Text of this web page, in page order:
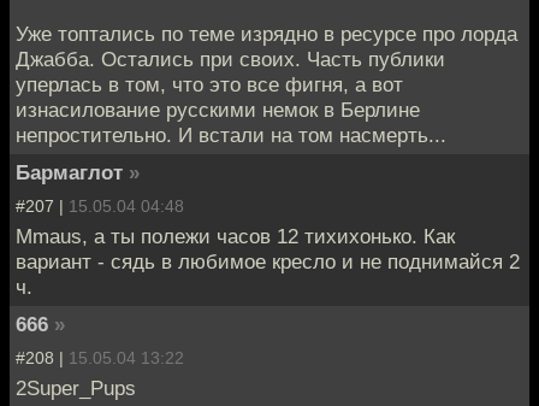
Уже топтались по теме изрядно в ресурсе про лорда
Джабба. Остались при своих. Часть публики
уперлась в том, что это все фигня, а вот
изнасилование русскими немок в Берлине
непростительно. И встали на том насмерть...
Бармаглот »
#207 | 15.05.04 04:48
Mmaus, а ты полежи часов 12 тихихонько. Как
вариант - сядь в любимое кресло и не поднимайся 2
ч.
666 »
#208 | 15.05.04 13:22
2Super_Pups